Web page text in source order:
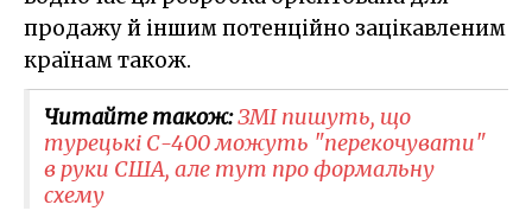
продажу й іншим потенційно зацікавленим
країнам також.
Читайте також:ЗМІ пишуть, що
турецькі С-400 можуть "перекочувати"
в руки США, але тут про формальну
схему